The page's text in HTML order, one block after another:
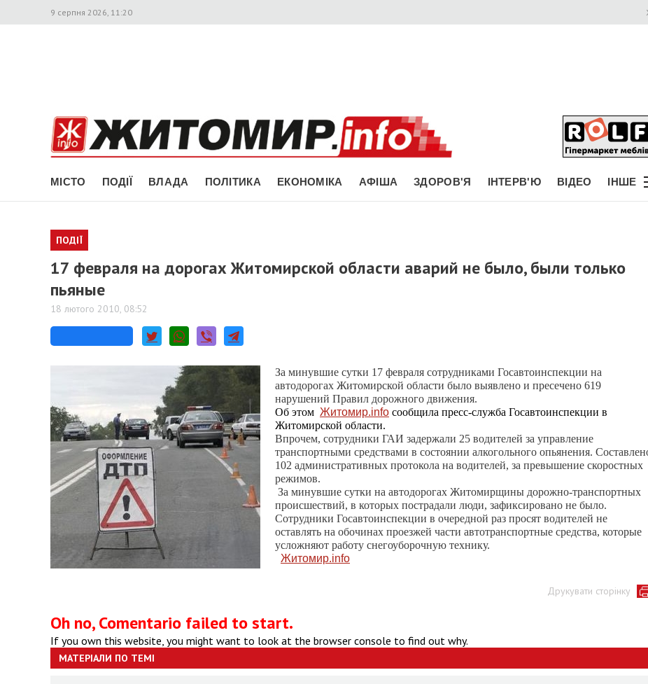
9 серпня 2026, 11:20
МІСТО ПОДІЇ ВЛАДА ПОЛІТИКА ЕКОНОМІКА АФІША ЗДОРОВ'Я ІНТЕРВ'Ю ВІДЕО ІНШЕ
ПОДІЇ
17 февраля на дорогах Житомирской области аварий не было, были только
пьяные
18 лютого 2010, 08:52
За минувшие сутки 17 февраля сотрудниками Госавтоинспекции на
автодорогах Житомирской области было выявлено и пресечено 619
нарушений Правил дорожного движения.
Об этом Житомир.info сообщила пресс-служба Госавтоинспекции в
Житомирской области.
Впрочем, сотрудники ГАИ задержали 25 водителей за управление
транспортными средствами в состоянии алкогольного опьянения.
102 административных протокола на водителей, за превышение скоростных
режимов.
За минувшие сутки на автодорогах Житомирщины дорожно-транспортных
происшествий, в которых пострадали люди, зафиксировано не было.
Сотрудники Госавтоинспекции в очередной раз просят водителей не
оставлять на обочинах проезжей части автотранспортные средства, которые
усложняют работу снегоуборочную технику.
Житомир.info
Друкувати сторінку
Oh no, Comentario failed to start.
If you own this website, you might want to look at the browser console to find out why.
МАТЕРІАЛИ ПО ТЕМІ